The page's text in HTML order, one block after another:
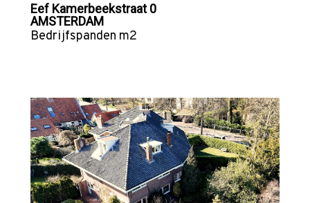
Eef Kamerbeekstraat 0
AMSTERDAM
Bedrijfspanden m2